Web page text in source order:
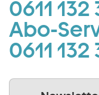
0611 132
Abo-
0611 132